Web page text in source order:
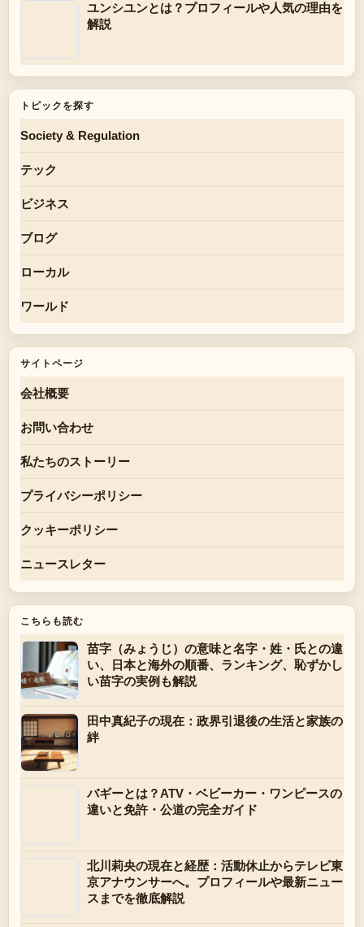
ユンシユンとは？プロフィールや人気の理由を
解説
トピックを探す
Society & Regulation
テック
ビジネス
ブログ
ローカル
ワールド
サイトページ
会社概要
お問い合わせ
私たちのストーリー
プライバシーポリシー
クッキーポリシー
ニュースレター
こちらも読む
苗字（みょうじ）の意味と名字・姓・氏との違
い、日本と海外の順番、ランキング、恥ずかし
い苗字の実例も解説
田中真紀子の現在：政界引退後の生活と家族の
絆
バギーとは？ATV・ベビーカー・ワンピースの
違いと免許・公道の完全ガイド
北川莉央の現在と経歴：活動休止からテレビ東
京アナウンサーへ。プロフィールや最新ニュー
スまでを徹底解説